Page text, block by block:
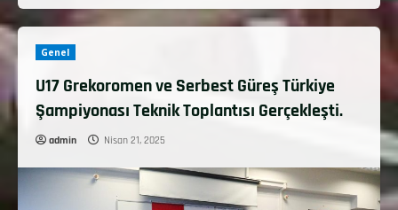
Genel
U17 Grekoromen ve Serbest Güreş Türkiye
Şampiyonası Teknik Toplantısı Gerçekleşti.
admin Nisan 21, 2025